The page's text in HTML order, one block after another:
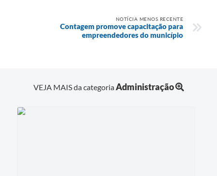
NOTÍCIA MENOS RECENTE
Contagem promove capacitação para
empreendedores do município
VEJA MAIS da categoriaAdministração